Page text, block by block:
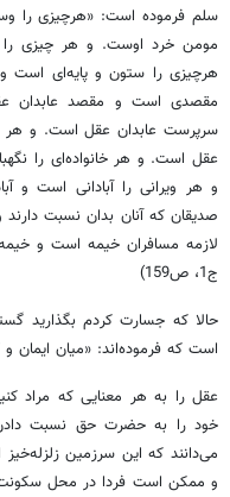
سلم فرموده است: «هرچیزی را
مومن خرد اوست. و هر چیزی
هرچیزی را ستون و پایه‌ای
مقصدی است و مقصد عابدان
سرپرست عابدان عقل است. و هر
عقل است. و هر خانواده‌ای را
و هر ویرانی را آبادانی است و
صدیقان که آنان بدان نسبت
لازمه مسافران خیمه است و خیمه
ج1، ص159)
حالا که جسارت کردم بگذارید
است که فرموده‌اند: «میان ایمان
عقل را به هر معنایی که مراد
خود را به حضرت حق نسبت دادن
می‌دانند که این سرزمین
و ممکن است فردا در محل سکونت